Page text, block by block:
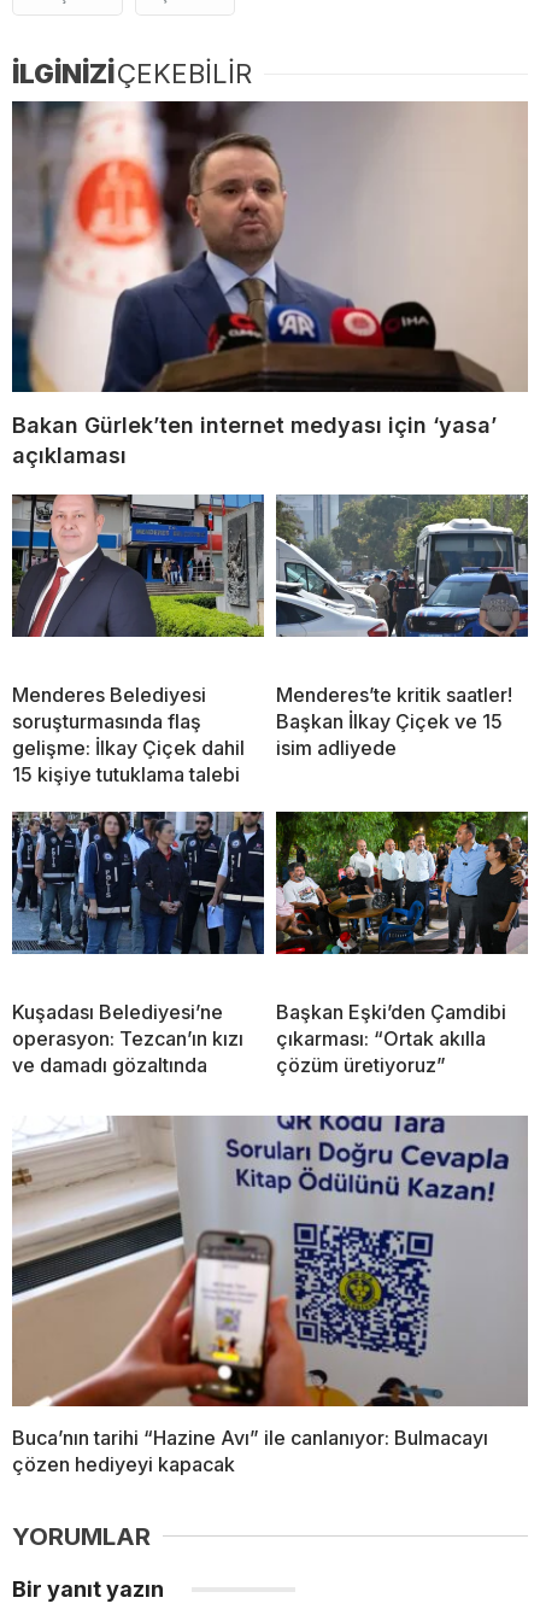
İLGİNİZİÇEKEBİLİR
Bakan Gürlek’ten internet medyası için ‘yasa’
açıklaması
Menderes Belediyesi
soruşturmasında flaş
gelişme: İlkay Çiçek dahil
15 kişiye tutuklama talebi
Menderes’te kritik saatler!
Başkan İlkay Çiçek ve 15
isim adliyede
Kuşadası Belediyesi’ne
operasyon: Tezcan’ın kızı
ve damadı gözaltında
Başkan Eşki’den Çamdibi
çıkarması: “Ortak akılla
çözüm üretiyoruz”
Buca’nın tarihi “Hazine Avı” ile canlanıyor: Bulmacayı
çözen hediyeyi kapacak
YORUMLAR
Bir yanıt yazın